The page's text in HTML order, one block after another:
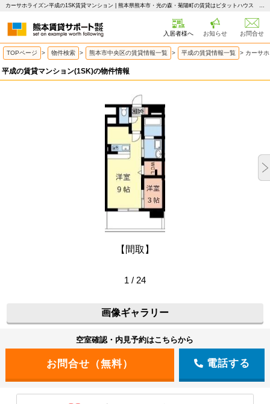
カーサホライズン平成の1SK賃貸マンション | 熊本県熊本市・光の森・菊陽町の賃貸はピタットハウス 熊本賃貸サポート
入居者様へ お知らせ お問合せ
TOPページ > 物件検索 > 熊本市中央区の賃貸情報一覧 > 平成の賃貸情報一覧 > カーサ
平成の賃貸マンション(1SK)の物件情報
【間取】
1 / 24
画像ギャラリー
空室確認・内見予約はこちらから
電話する